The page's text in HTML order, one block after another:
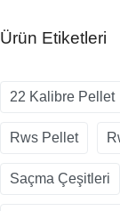
Ürün Etiketleri
22 Kalibre Pellet
Rws Pellet
Saçma Çeşitleri